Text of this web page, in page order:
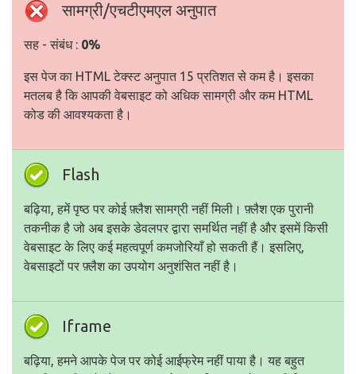
सामग्री/एचटीएमएल अनुपात
सह - संबंध : 0%
इस पेज का HTML टेक्स्ट अनुपात 15 प्रतिशत से कम है। इसका
मतलब है कि आपकी वेबसाइट को अधिक सामग्री और कम HTML
कोड की आवश्यकता है।
Flash
बढ़िया, हमें पृष्ठ पर कोई फ़्लैश सामग्री नहीं मिली। फ़्लैश एक पुरानी
तकनीक है जो अब इसके डेवलपर द्वारा समर्थित नहीं है और इसमें किसी
वेबसाइट के लिए कई महत्वपूर्ण कमजोरियाँ हो सकती हैं। इसलिए,
वेबसाइटों पर फ़्लैश का उपयोग अनुशंसित नहीं है।
Iframe
बढ़िया, हमने आपके पेज पर कोई आईफ्रेम नहीं पाया है। यह बहुत